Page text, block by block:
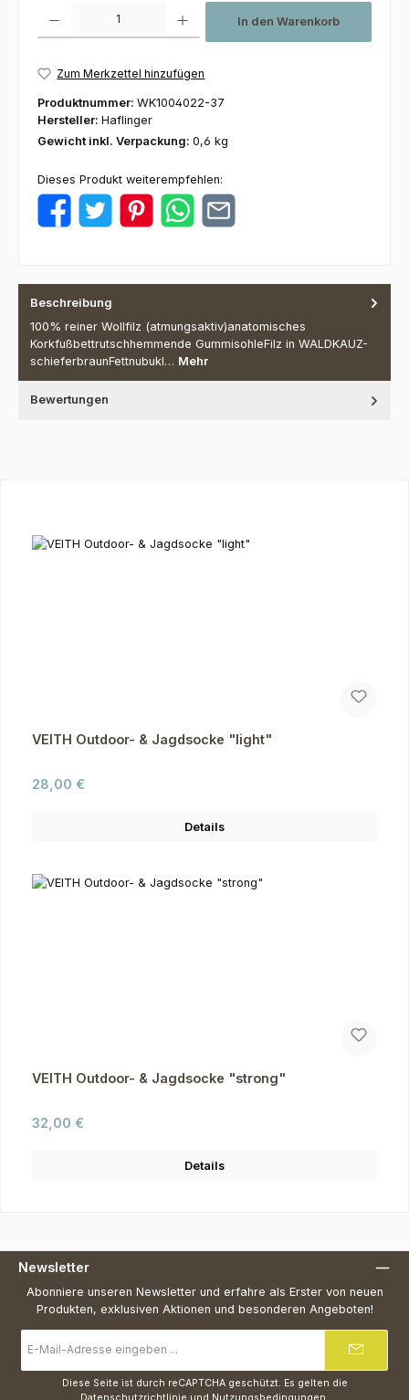
In den Warenkorb
Zum Merkzettel hinzufügen
Produktnummer: WK1004022-37
Hersteller: Haflinger
Gewicht inkl. Verpackung: 0,6 kg
Dieses Produkt weiterempfehlen:
Beschreibung
100% reiner Wollfilz (atmungsaktiv)anatomisches
Korkfußbettrutschhemmende GummisohleFilz in WALDKAUZ-
schieferbraunFettnubukl… Mehr
Bewertungen
VEITH Outdoor- & Jagdsocke "light"
Regulärer Preis:
28,00 €
Details
VEITH Outdoor- & Jagdsocke "strong"
Regulärer Preis:
32,00 €
Details
Newsletter
Abonniere unseren Newsletter und erfahre als Erster von neuen
Produkten, exklusiven Aktionen und besonderen Angeboten!
Mail-
Adresse
Diese Seite ist durch reCAPTCHA geschützt. Es gelten die